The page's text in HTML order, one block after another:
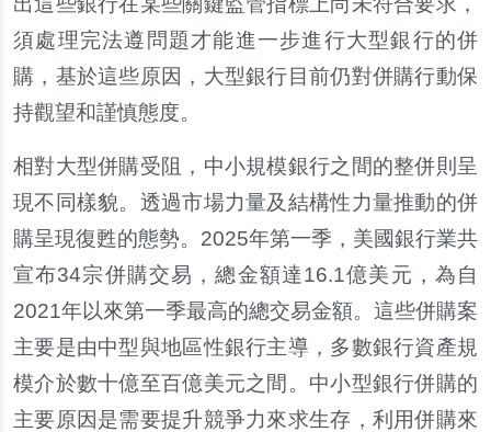
須處理完法遵問題才能進一步進行大型銀行的併
購，基於這些原因，大型銀行目前仍對併購行動保
持觀望和謹慎態度。
相對大型併購受阻，中小規模銀行之間的整併則呈
現不同樣貌。透過市場力量及結構性力量推動的併
購呈現復甦的態勢。2025年第一季，美國銀行業共
宣布34宗併購交易，總金額達16.1億美元，為自
2021年以來第一季最高的總交易金額。這些併購案
主要是由中型與地區性銀行主導，多數銀行資產規
模介於數十億至百億美元之間。中小型銀行併購的
主要原因是需要提升競爭力來求生存，利用併購來